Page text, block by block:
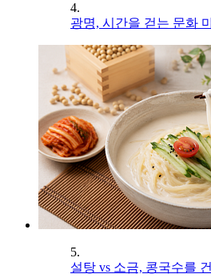
4.
광명, 시간을 걷는 문화
5.
설탕 vs 소금, 콩국수를